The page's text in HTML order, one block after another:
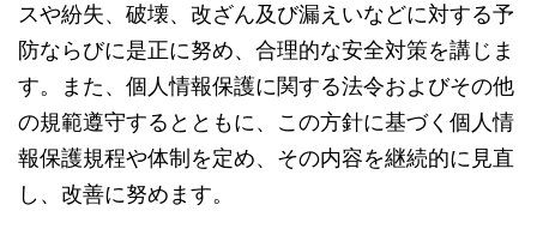
スや紛失、破壊、改ざん及び漏えいなどに対する予
防ならびに是正に努め、合理的な安全対策を講じま
す。また、個人情報保護に関する法令およびその他
の規範遵守するとともに、この方針に基づく個人情
報保護規程や体制を定め、その内容を継続的に見直
し、改善に努めます。